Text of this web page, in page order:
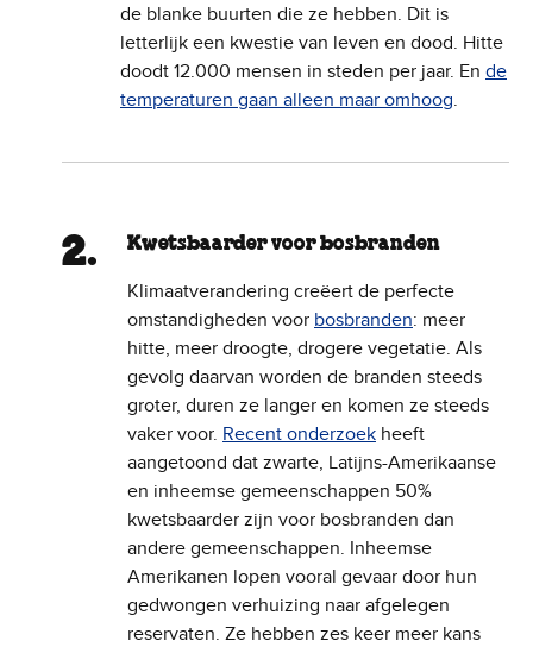
de blanke buurten die ze hebben. Dit is
letterlijk een kwestie van leven en dood. Hitte
doodt 12.000 mensen in steden per jaar. En de
temperaturen gaan alleen maar omhoog.
Kwetsbaarder voor bosbranden
Klimaatverandering creëert de perfecte
omstandigheden voor bosbranden: meer
hitte, meer droogte, drogere vegetatie. Als
gevolg daarvan worden de branden steeds
groter, duren ze langer en komen ze steeds
vaker voor. Recent onderzoek heeft
aangetoond dat zwarte, Latijns-Amerikaanse
en inheemse gemeenschappen 50%
kwetsbaarder zijn voor bosbranden dan
andere gemeenschappen. Inheemse
Amerikanen lopen vooral gevaar door hun
gedwongen verhuizing naar afgelegen
reservaten. Ze hebben zes keer meer kans